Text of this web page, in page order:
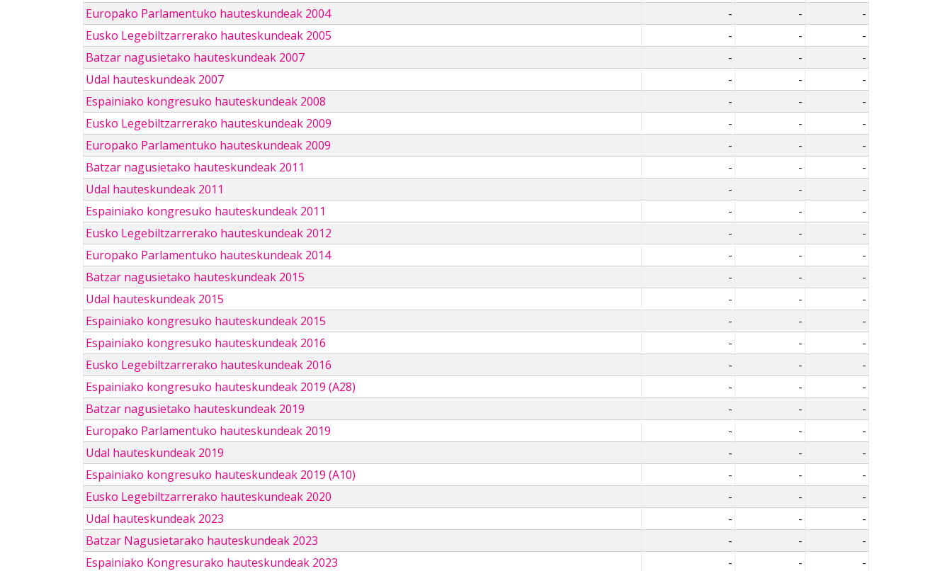
Europako Parlamentuko hauteskundeak 2004
- -
-
Eusko Legebiltzarrerako hauteskundeak 2005
- -
-
Batzar nagusietako hauteskundeak 2007
- -
-
Udal hauteskundeak 2007
- -
-
Espainiako kongresuko hauteskundeak 2008
- -
-
Eusko Legebiltzarrerako hauteskundeak 2009
- -
-
Europako Parlamentuko hauteskundeak 2009
- -
-
Batzar nagusietako hauteskundeak 2011
- -
-
Udal hauteskundeak 2011
- -
-
Espainiako kongresuko hauteskundeak 2011
- -
-
Eusko Legebiltzarrerako hauteskundeak 2012
- -
-
Europako Parlamentuko hauteskundeak 2014
- -
-
Batzar nagusietako hauteskundeak 2015
- -
-
Udal hauteskundeak 2015
- -
-
Espainiako kongresuko hauteskundeak 2015
- -
-
Espainiako kongresuko hauteskundeak 2016
- -
-
Eusko Legebiltzarrerako hauteskundeak 2016
- -
-
Espainiako kongresuko hauteskundeak 2019 (A28)
- -
-
Batzar nagusietako hauteskundeak 2019
- -
-
Europako Parlamentuko hauteskundeak 2019
- -
-
Udal hauteskundeak 2019
- -
-
Espainiako kongresuko hauteskundeak 2019 (A10)
- -
-
Eusko Legebiltzarrerako hauteskundeak 2020
- -
-
Udal hauteskundeak 2023
- -
-
Batzar Nagusietarako hauteskundeak 2023
- -
-
Espainiako Kongresurako hauteskundeak 2023
- -
-